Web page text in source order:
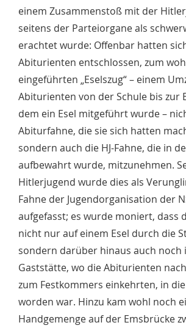
einem Zusammenstoß mit der
seitens der Parteiorgane als
erachtet wurde: Offenbar hatten
Abiturienten entschlossen, zum
eingeführten „Eselszug“ – einem
Abiturienten von der Schule bis zur
dem ein Esel mitgeführt wurde –
Abiturfahne, die sie sich hatten
sondern auch die HJ-Fahne, die in
aufbewahrt wurde, mitzunehmen.
Hitlerjugend wurde dies als
Fahne der Jugendorganisation der
aufgefasst; es wurde moniert, dass
nicht nur auf einem Esel durch die
sondern darüber hinaus auch noch
Gaststätte, wo die Abiturienten
zum Festkommers einkehrten, in
worden war. Hinzu kam wohl noch
Handgemenge auf der Emsbrücke